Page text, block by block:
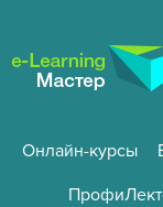
основному
содержанию
Онлайн-курсы